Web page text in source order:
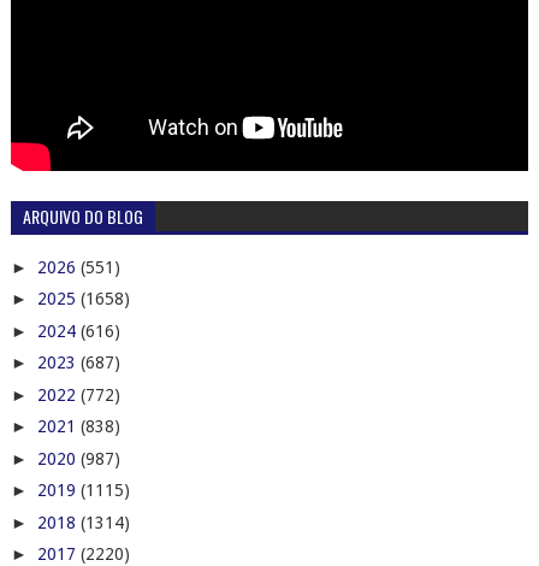
ARQUIVO DO BLOG
► 2026 (551)
► 2025 (1658)
► 2024 (616)
► 2023 (687)
► 2022 (772)
► 2021 (838)
► 2020 (987)
► 2019 (1115)
► 2018 (1314)
► 2017 (2220)